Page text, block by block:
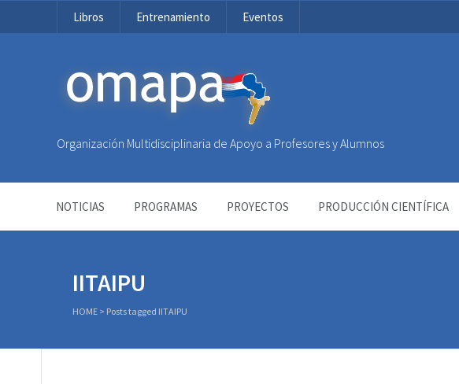
Libros Entrenamiento Eventos
OMAPA
Organización Multidisciplinaria de Apoyo a Profesores y Alumnos
NOTICIAS PROGRAMAS PROYECTOS PRODUCCIÓN CIENTÍFICA
IITAIPU
HOME > Posts tagged IITAIPU